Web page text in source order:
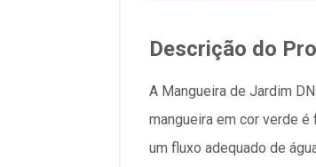
Descrição do
A Mangueira de Jardim
mangueira em cor verde
um fluxo adequado de